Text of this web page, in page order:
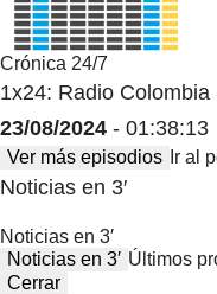
Crónica 24/7
1x24: Radio Colombia
23/08/2024 - 01:38:13
Ver más episodios Ir al
Noticias en 3′
Noticias en 3′
Noticias en 3′ Últimos
Cerrar